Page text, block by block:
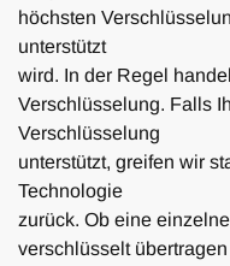
höchsten
unterstützt
wird. In der Regel
Verschlüsselung. Falls
Verschlüsselung
unterstützt, greifen wir
Technologie
zurück. Ob eine
verschlüsselt